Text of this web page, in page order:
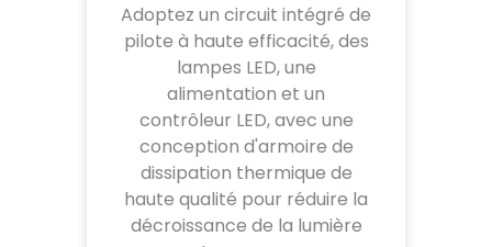
Adoptez un circuit intégré de
pilote à haute efficacité, des
lampes LED, une
alimentation et un
contrôleur LED, avec une
conception d'armoire de
dissipation thermique de
haute qualité pour réduire la
décroissance de la lumière